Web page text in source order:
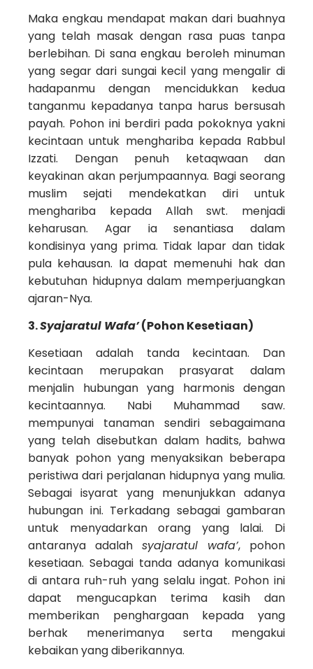
Maka engkau mendapat makan dari buahnya
yang telah masak dengan rasa puas tanpa
berlebihan. Di sana engkau beroleh minuman
yang segar dari sungai kecil yang mengalir di
hadapanmu dengan mencidukkan kedua
tanganmu kepadanya tanpa harus bersusah
payah. Pohon ini berdiri pada pokoknya yakni
kecintaan untuk menghariba kepada Rabbul
Izzati. Dengan penuh ketaqwaan dan
keyakinan akan perjumpaannya. Bagi seorang
muslim sejati mendekatkan diri untuk
menghariba kepada Allah swt. menjadi
keharusan. Agar ia senantiasa dalam
kondisinya yang prima. Tidak lapar dan tidak
pula kehausan. Ia dapat memenuhi hak dan
kebutuhan hidupnya dalam memperjuangkan
ajaran-Nya.
3.Syajaratul Wafa’(Pohon Kesetiaan)
Kesetiaan adalah tanda kecintaan. Dan
kecintaan merupakan prasyarat dalam
menjalin hubungan yang harmonis dengan
kecintaannya. Nabi Muhammad saw.
mempunyai tanaman sendiri sebagaimana
yang telah disebutkan dalam hadits, bahwa
banyak pohon yang menyaksikan beberapa
peristiwa dari perjalanan hidupnya yang mulia.
Sebagai isyarat yang menunjukkan adanya
hubungan ini. Terkadang sebagai gambaran
untuk menyadarkan orang yang lalai. Di
antaranya adalah syajaratul wafa’, pohon
kesetiaan. Sebagai tanda adanya komunikasi
di antara ruh-ruh yang selalu ingat. Pohon ini
dapat mengucapkan terima kasih dan
memberikan penghargaan kepada yang
berhak menerimanya serta mengakui
kebaikan yang diberikannya.